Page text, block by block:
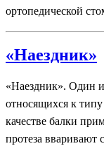
ортопедической
«Наездник»
«Наездник». Один
относящихся к
качестве балки
протеза